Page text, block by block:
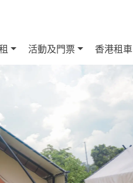
活動及門票 香港租車